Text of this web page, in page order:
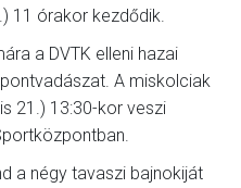
11 órakor kezdődik.
a DVTK elleni hazai
A miskolciak
21.) 13:30-kor veszi
a négy tavaszi bajnokiját